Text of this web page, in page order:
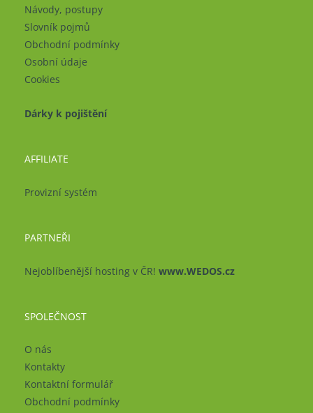
Návody, postupy
Slovník pojmů
Obchodní podmínky
Osobní údaje
Cookies
Dárky k pojištění
AFFILIATE
Provizní systém
PARTNEŘI
Nejoblíbenější hosting v ČR! www.WEDOS.cz
SPOLEČNOST
O nás
Kontakty
Kontaktní formulář
Obchodní podmínky